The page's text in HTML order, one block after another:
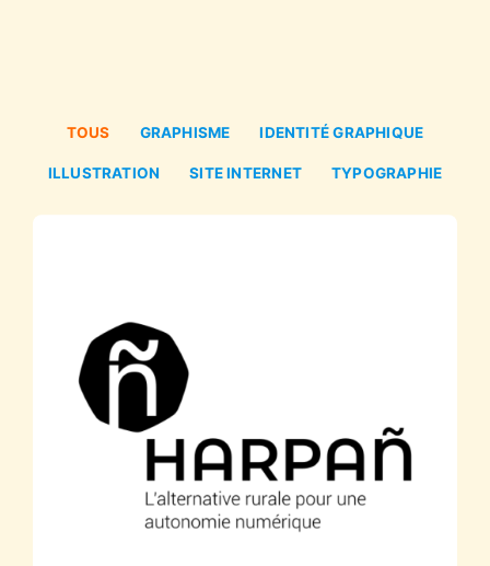
TOUS GRAPHISME IDENTITÉ GRAPHIQUE
ILLUSTRATION SITE INTERNET TYPOGRAPHIE